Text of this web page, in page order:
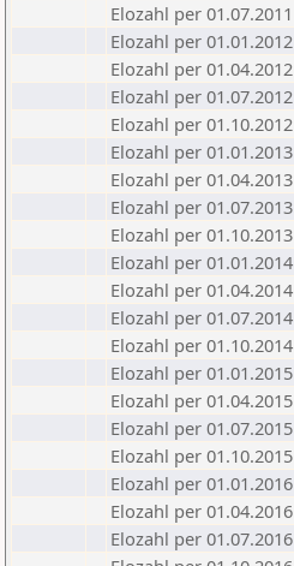
Elozahl per 01.07.2011
Elozahl per 01.01.2012
Elozahl per 01.04.2012
Elozahl per 01.07.2012
Elozahl per 01.10.2012
Elozahl per 01.01.2013
Elozahl per 01.04.2013
Elozahl per 01.07.2013
Elozahl per 01.10.2013
Elozahl per 01.01.2014
Elozahl per 01.04.2014
Elozahl per 01.07.2014
Elozahl per 01.10.2014
Elozahl per 01.01.2015
Elozahl per 01.04.2015
Elozahl per 01.07.2015
Elozahl per 01.10.2015
Elozahl per 01.01.2016
Elozahl per 01.04.2016
Elozahl per 01.07.2016